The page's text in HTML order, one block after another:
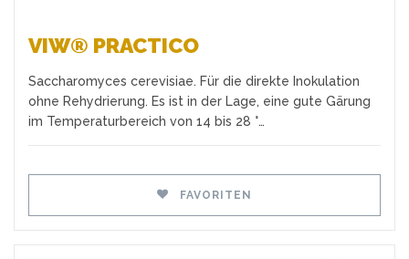
VIW® PRACTICO
Saccharomyces cerevisiae. Für die direkte Inokulation
ohne Rehydrierung. Es ist in der Lage, eine gute Gärung
im Temperaturbereich von 14 bis 28 °…
FAVORITEN